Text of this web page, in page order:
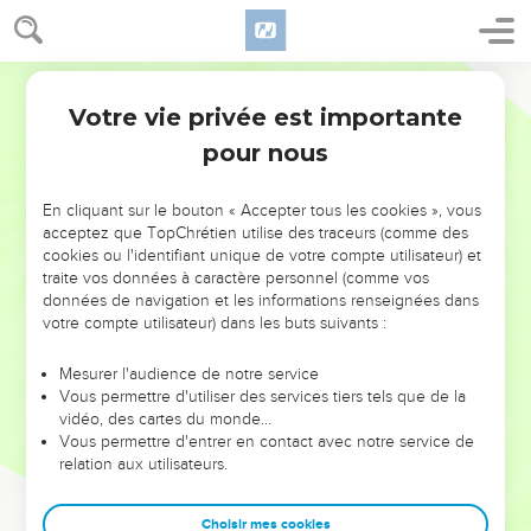
NE MANQUEZ PAS L’ÉVÉNEMENT
DE L’ANNÉE !
ET SI LEURS ERREURS POUVAIENT VOUS ÉVITER LES
VOTRES ?
leur foi ou leur vision. Mais on voit moins les doutes, les erreurs
et les saisons difficiles qu'ils ont traversés, alors même que ce
sont elles qui les ont façonnés.
Dans cette conférence, leaders, entrepreneurs, et responsables
clés pour avancer avec plus de sagesse afin que leurs erreurs
Votre vie privée est importante
pour nous
En cliquant sur le bouton « Accepter tous les cookies », vous
acceptez que TopChrétien utilise des traceurs (comme des
cookies ou l'identifiant unique de votre compte utilisateur) et
traite vos données à caractère personnel (comme vos
données de navigation et les informations renseignées dans
votre compte utilisateur) dans les buts suivants :
Mesurer l'audience de notre service
Vous permettre d'utiliser des services tiers tels que de la
vidéo, des cartes du monde…
Vous permettre d'entrer en contact avec notre service de
relation aux utilisateurs.
Choisir mes cookies